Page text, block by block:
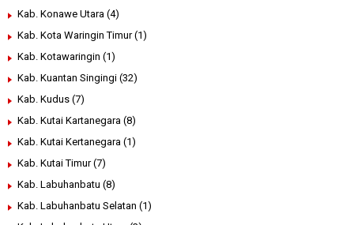
Kab. Konawe Utara (4)
Kab. Kota Waringin Timur (1)
Kab. Kotawaringin (1)
Kab. Kuantan Singingi (32)
Kab. Kudus (7)
Kab. Kutai Kartanegara (8)
Kab. Kutai Kertanegara (1)
Kab. Kutai Timur (7)
Kab. Labuhanbatu (8)
Kab. Labuhanbatu Selatan (1)